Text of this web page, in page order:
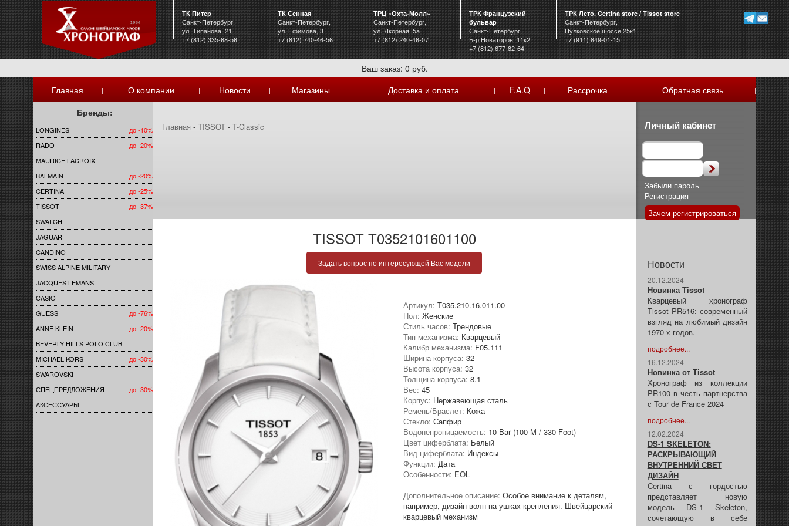
ТК Питер
Санкт-Петербург,
ул. Типанова, 21
+7 (812) 335-68-56
ТК Сенная
Санкт-Петербург,
ул. Ефимова, 3
+7 (812) 740-46-56
ТРЦ «Охта-Молл»
Санкт-Петербург,
ул. Якорная, 5а
+7 (812) 240-46-07
ТРК Французский
бульвар
Санкт-Петербург,
Б-р Новаторов, 11к2
+7 (812) 677-82-64
ТРК Лето. Certina store / Tissot store
Санкт-Петербург,
Пулковское шоссе 25к1
+7 (911) 849-01-15
Ваш заказ: 0 руб.
Главная
| О компании | Новости | Магазины | Доставка и оплата | F.A.Q | Рассрочка | Обратная связь |
Бренды:
LONGINES
до -10%
RADO
до -20%
MAURICE LACROIX
BALMAIN
до -20%
CERTINA
до -25%
TISSOT
до -37%
SWATCH
JAGUAR
CANDINO
SWISS ALPINE MILITARY
JACQUES LEMANS
CASIO
GUESS
до -76%
ANNE KLEIN
до -20%
BEVERLY HILLS POLO CLUB
MICHAEL KORS
до -30%
SWAROVSKI
СПЕЦПРЕДЛОЖЕНИЯ
до -30%
АКСЕССУАРЫ
Главная -TISSOT -T-Classic
TISSOT T0352101601100
Задать вопрос по интересующей Вас модели
Артикул: T035.210.16.011.00
Пол: Женские
Стиль часов: Трендовые
Тип механизма: Кварцевый
Калибр механизма: F05.111
Ширина корпуса: 32
Высота корпуса: 32
Толщина корпуса: 8.1
Вес: 45
Корпус: Нержавеющая сталь
Ремень/Браслет: Кожа
Стекло: Сапфир
Водонепроницаемость: 10 Bar (100 M / 330 Foot)
Цвет циферблата: Белый
Вид циферблата: Индексы
Функции: Дата
Особенности: EOL
Дополнительное описание: Особое внимание к деталям,
например, дизайн волн на ушках крепления. Швейцарский
кварцевый механизм
Личный кабинет
Забыли пароль
Регистрация
Зачем регистрироваться
Новости
20.12.2024
Новинка Tissot
Кварцевый хронограф
Tissot PR516: современный
взгляд на любимый дизайн
1970-х годов.
подробнее...
16.12.2024
Новинка от Tissot
Хронограф из коллекции
PR100 в честь партнерства
с Tour de France 2024
подробнее...
12.02.2024
DS-1 SKELETON:
РАСКРЫВАЮЩИЙ
ВНУТРЕННИЙ СВЕТ
ДИЗАЙН
Certina с гордостью
представляет новую
модель DS-1 Skeleton,
сочетающую в себе